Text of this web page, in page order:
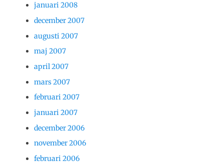
januari 2008
december 2007
augusti 2007
maj 2007
april 2007
mars 2007
februari 2007
januari 2007
december 2006
november 2006
februari 2006